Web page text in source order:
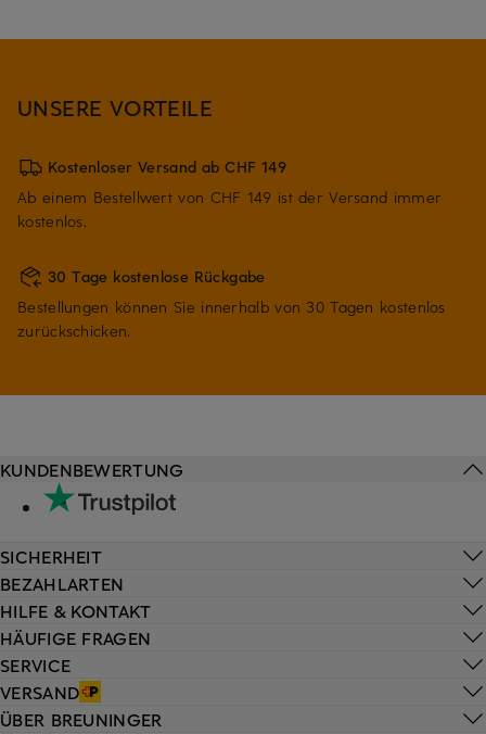
UNSERE VORTEILE
Kostenloser Versand ab CHF 149
Ab einem Bestellwert von CHF 149 ist der Versand immer
kostenlos.
30 Tage kostenlose Rückgabe
Bestellungen können Sie innerhalb von 30 Tagen kostenlos
zurückschicken.
HILFE & KONTAKT
HÄUFIGE FRAGEN
SERVICE
VERSAND
KUNDENBEWERTUNG
SICHERHEIT
BEZAHLARTEN
ÜBER BREUNINGER